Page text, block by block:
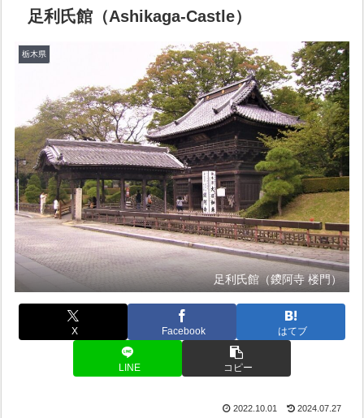
足利氏館（Ashikaga-Castle）
栃木県
足利氏館（鑁阿寺 楼門）
X Facebook はてブ
LINE コピー
2022.10.01 2024.07.27